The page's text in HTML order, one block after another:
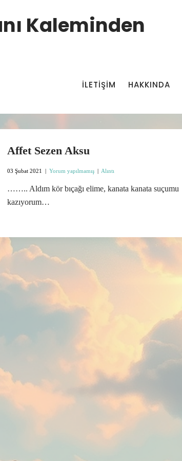
Kaleminden
İLETIŞIM HAKKINDA
Affet Sezen Aksu
03 Şubat 2021 | Yorum yapılmamış | Alıntı
…….. Aldım kör bıçağı elime, kanata kanata suçumu
kazıyorum…